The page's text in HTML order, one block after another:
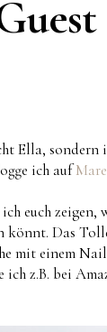
Ella, sondern
ich auf
euch
könnt. Das
mit einem
ich z.B. bei